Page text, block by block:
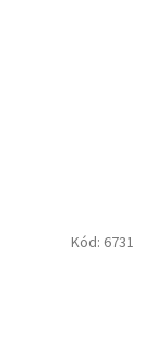
Kód: 6731